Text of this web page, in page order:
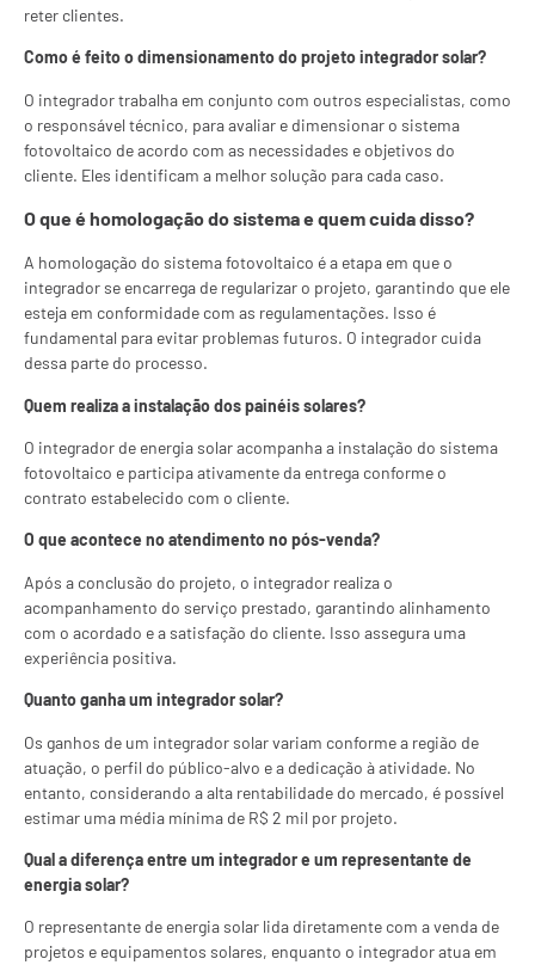
reter clientes.
Como é feito o dimensionamento do projeto integrador solar?
O integrador trabalha em conjunto com outros especialistas, como
o responsável técnico, para avaliar e dimensionar o sistema
fotovoltaico de acordo com as necessidades e objetivos do
cliente. Eles identificam a melhor solução para cada caso.
O que é homologação do sistema e quem cuida disso?
A homologação do sistema fotovoltaico é a etapa em que o
integrador se encarrega de regularizar o projeto, garantindo que ele
esteja em conformidade com as regulamentações. Isso é
fundamental para evitar problemas futuros. O integrador cuida
dessa parte do processo.
Quem realiza a instalação dos painéis solares?
O integrador de energia solar acompanha a instalação do sistema
fotovoltaico e participa ativamente da entrega conforme o
contrato estabelecido com o cliente.
O que acontece no atendimento no pós-venda?
Após a conclusão do projeto, o integrador realiza o
acompanhamento do serviço prestado, garantindo alinhamento
com o acordado e a satisfação do cliente. Isso assegura uma
experiência positiva.
Quanto ganha um integrador solar?
Os ganhos de um integrador solar variam conforme a região de
atuação, o perfil do público-alvo e a dedicação à atividade. No
entanto, considerando a alta rentabilidade do mercado, é possível
estimar uma média mínima de R$ 2 mil por projeto.
Qual a diferença entre um integrador e um representante de
energia solar?
O representante de energia solar lida diretamente com a venda de
projetos e equipamentos solares, enquanto o integrador atua em